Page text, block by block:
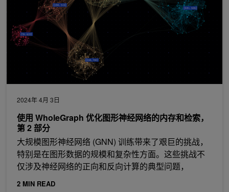
2024年 4月 3日
使用 WholeGraph 优化图形神经网络的内存和检索，
第 2 部分
大规模图形神经网络 (GNN) 训练带来了艰巨的挑战，
特别是在图形数据的规模和复杂性方面。这些挑战不
仅涉及神经网络的正向和反向计算的典型问题，
2 MIN READ